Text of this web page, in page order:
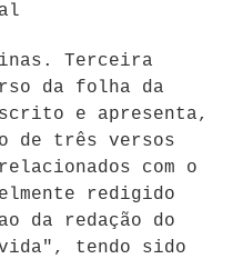
Terceira
da folha da
e apresenta,
de três versos
com o
redigido
da redação do
tendo sido